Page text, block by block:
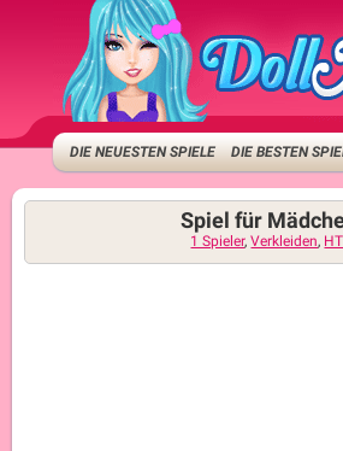
DIE NEUESTEN SPIELE DIE BESTEN
Spiel für
1 Spieler,Verkleiden,